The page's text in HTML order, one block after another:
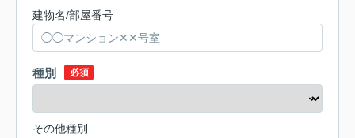
建物名/部屋番号
種別 必須
その他種別